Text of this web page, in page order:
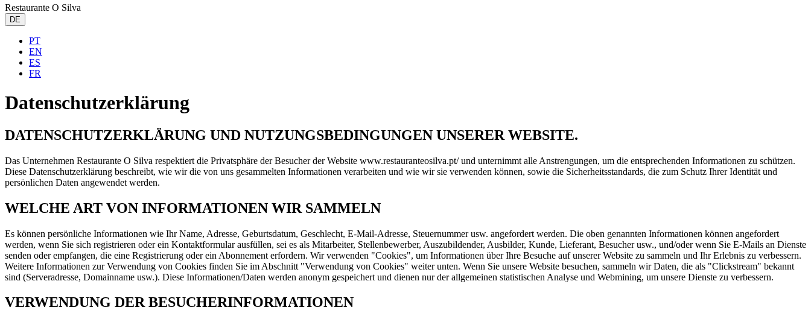
Restaurante O Silva
DE
PT
EN
ES
FR
Datenschutzerklärung
DATENSCHUTZERKLÄRUNG UND NUTZUNGSBEDINGUNGEN UNSERER WEBSITE.
Das Unternehmen Restaurante O Silva respektiert die Privatsphäre der Besucher der Website www.restauranteosilva.pt/ und unternimmt alle Anstrengungen, um die entsprechenden Informationen zu schützen.
Diese Datenschutzerklärung beschreibt, wie wir die von uns gesammelten Informationen verarbeiten und wie wir sie verwenden können, sowie die Sicherheitsstandards, die zum Schutz Ihrer Identität und
persönlichen Daten angewendet werden.
WELCHE ART VON INFORMATIONEN WIR SAMMELN
Es können persönliche Informationen wie Ihr Name, Adresse, Geburtsdatum, Geschlecht, E-Mail-Adresse, Steuernummer usw. angefordert werden. Die oben genannten Informationen können angefordert
werden, wenn Sie sich registrieren oder ein Kontaktformular ausfüllen, sei es als Mitarbeiter, Stellenbewerber, Auszubildender, Ausbilder, Kunde, Lieferant, Besucher usw., und/oder wenn Sie E-Mails an Dienste
senden oder empfangen, die eine Registrierung oder ein Abonnement erfordern. Wir verwenden "Cookies", um Informationen über Ihre Besuche auf unserer Website zu sammeln und Ihr Erlebnis zu verbessern.
Weitere Informationen zur Verwendung von Cookies finden Sie im Abschnitt "Verwendung von Cookies" weiter unten. Wenn Sie unsere Website besuchen, sammeln wir Daten, die als "Clickstream" bekannt
sind (Serveradresse, Domainname usw.). Diese Informationen/Daten werden anonym gespeichert und dienen nur der allgemeinen statistischen Analyse und Webmining, um unsere Dienste zu verbessern.
VERWENDUNG DER BESUCHERINFORMATIONEN